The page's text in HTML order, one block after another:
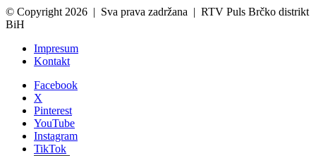
© Copyright 2026 | Sva prava zadržana | RTV Puls Brčko distrikt
BiH
Impresum
Kontakt
Facebook
X
Pinterest
YouTube
Instagram
TikTok